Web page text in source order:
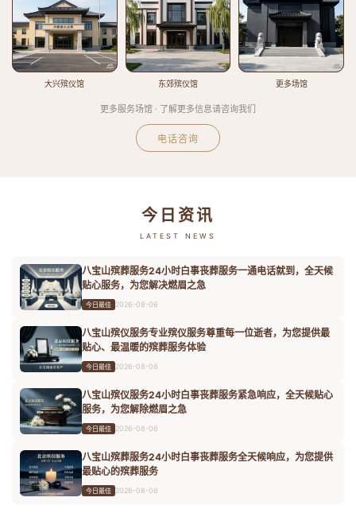
大兴殡仪馆 东郊殡仪馆 更多场馆
更多服务场馆 · 了解更多信息请咨询我们
电话咨询
今日资讯
LATEST NEWS
八宝山殡葬服务24小时白事丧葬服务一通电话就到，全天候
贴心服务，为您解决燃眉之急
今日最佳 2026-08-06
八宝山殡仪服务专业殡仪服务尊重每一位逝者，为您提供最
贴心、最温暖的殡葬服务体验
今日最佳 2026-08-06
八宝山殡仪服务24小时白事丧葬服务紧急响应，全天候贴心
服务，为您解除燃眉之急
今日最佳 2026-08-06
八宝山殡葬服务24小时白事丧葬服务全天候响应，为您提供
最贴心的殡葬服务
今日最佳 2026-08-06